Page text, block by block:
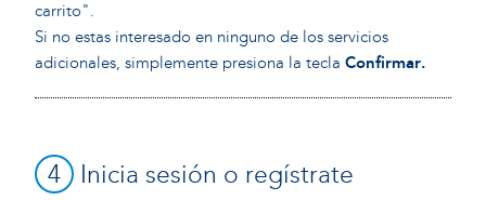
carrito".
Si no estas interesado en ninguno de los servicios
adicionales, simplemente presiona la teclaConfirmar.
4 Inicia sesión o regístrate